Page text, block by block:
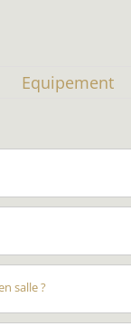
Equipement
salle ?